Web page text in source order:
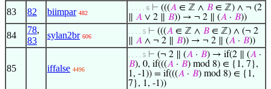
83 82 biimpar 482
. . . . . 6 ⊢ (((𝐴 ∈ ℤ ∧ 𝐵 ∈ ℤ) ∧ ¬ (2
𝐴 ∨ 2 ∥ 𝐵)) → ¬ 2 ∥ (𝐴 · 𝐵))
84
78,
83
sylan2br 606
. . . . 5 ⊢ (((𝐴 ∈ ℤ ∧ 𝐵 ∈ ℤ) ∧ (¬ 2
𝐴 ∧ ¬ 2 ∥ 𝐵)) → ¬ 2 ∥ (𝐴 · 𝐵))
85 iffalse 4496
. . . . 5 ⊢ (¬ 2 ∥ (𝐴 · 𝐵) → if(2 ∥ (𝐴 ·
𝐵), 0, if(((𝐴 · 𝐵) mod 8) ∈ {1, 7},
1, -1)) = if(((𝐴 · 𝐵) mod 8) ∈ {1,
7}, 1, -1))